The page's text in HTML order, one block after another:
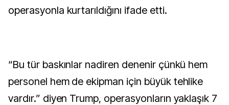
operasyonla kurtarıldığını ifade etti.
“Bu tür baskınlar nadiren denenir çünkü hem
personel hem de ekipman için büyük tehlike
vardır.” diyen Trump, operasyonların yaklaşık 7